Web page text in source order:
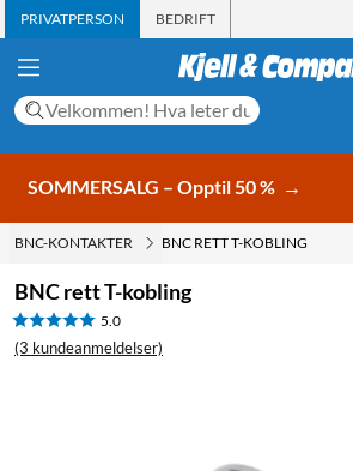
PRIVATPERSON BEDRIFT
SOMMERSALG – Opptil 50 % →
BNC-KONTAKTER BNC RETT T-KOBLING
BNC rett T-kobling
5.0
(3 kundeanmeldelser)